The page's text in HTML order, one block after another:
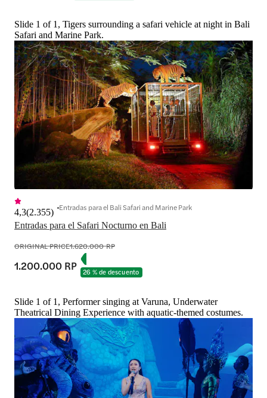
Slide 1 of 1, Tigers surrounding a safari vehicle at night in Bali
Safari and Marine Park.
Entradas para el Safari Nocturno en Bali
4,3(2.355) Entradas para el Bali Safari and Marine Park
ORIGINAL PRICE1.620.000 RP
1.200.000 RP 26 % de descuento
Slide 1 of 1, Performer singing at Varuna, Underwater
Theatrical Dining Experience with aquatic-themed costumes.